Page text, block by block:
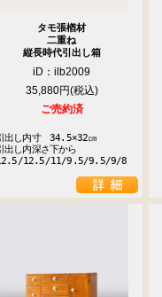
タモ張楢材
二重ね
縦長時代引出し箱
iD：ilb2009
35,880円
ご売約済
出し内寸　34.5×32㎝
出し内深さ下から
12.5/11/9.5/9.5/9/8/3.5